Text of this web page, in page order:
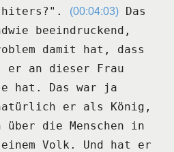
(00:04:03)
Das
beeindruckend,
damit hat, dass
er an dieser Frau
hat.
Das war ja
er als König,
die Menschen
in
Volk.
Und hat er